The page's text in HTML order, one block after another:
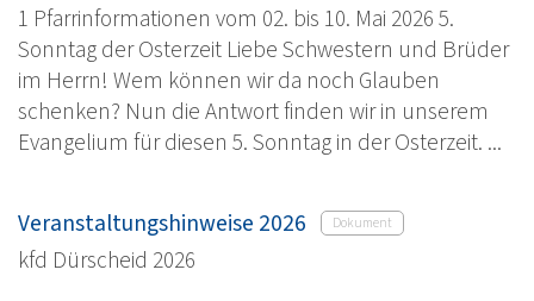
1 Pfarrinformationen vom 02. bis 10. Mai 2026 5.
Sonntag der Osterzeit Liebe Schwestern und Brüder
im Herrn! Wem können wir da noch Glauben
schenken? Nun die Antwort finden wir in unserem
Evangelium für diesen 5. Sonntag in der Osterzeit. ...
Veranstaltungshinweise 2026 Dokument
kfd Dürscheid 2026